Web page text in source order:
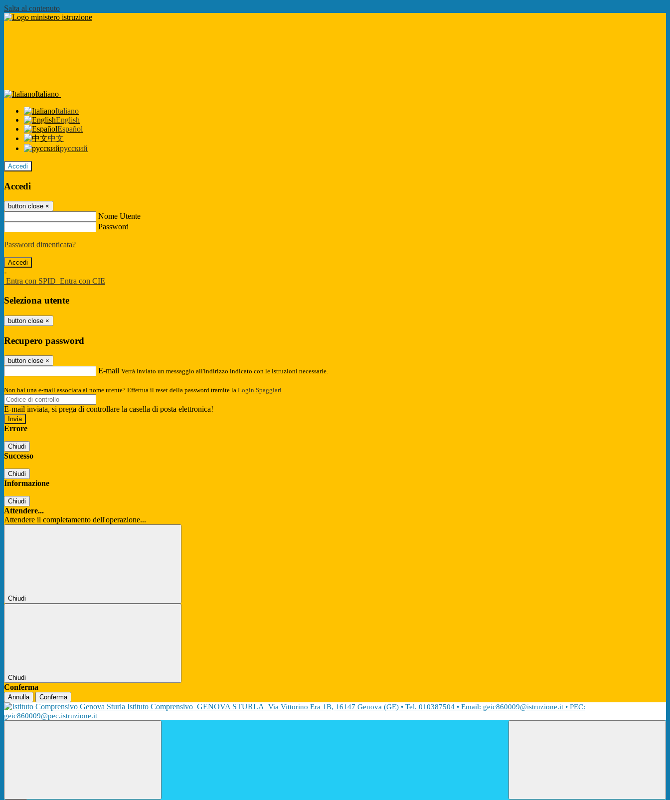
Salta al contenuto
Italiano
Italiano
English
Español
中文
русский
Accedi
Accedi
button close ×
Nome Utente
Password
Password dimenticata?
-
Entra con SPID Entra con CIE
Seleziona utente
button close ×
Recupero password
button close ×
E-mail Verrà inviato un messaggio all'indirizzo indicato con le istruzioni necessarie.
Non hai una e-mail associata al nome utente? Effettua il reset della password tramite la Login Spaggiari
E-mail inviata, si prega di controllare la casella di posta elettronica!
Errore
Chiudi
Successo
Chiudi
Informazione
Chiudi
Attendere...
Attendere il completamento dell'operazione...
Chiudi
Chiudi
Conferma
Annulla Conferma
Istituto Comprensivo GENOVA STURLA
Via Vittorino Era 1B, 16147 Genova (GE) • Tel. 010387504 • Email: geic860009@istruzione.it • PEC:
geic860009@pec.istruzione.it